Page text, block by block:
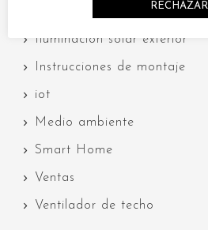
Guías de ventiladores de
Iluminación solar exterior
Instrucciones de montaje
iot
Medio ambiente
Smart Home
Ventas
Ventilador de techo
RECHAZAR